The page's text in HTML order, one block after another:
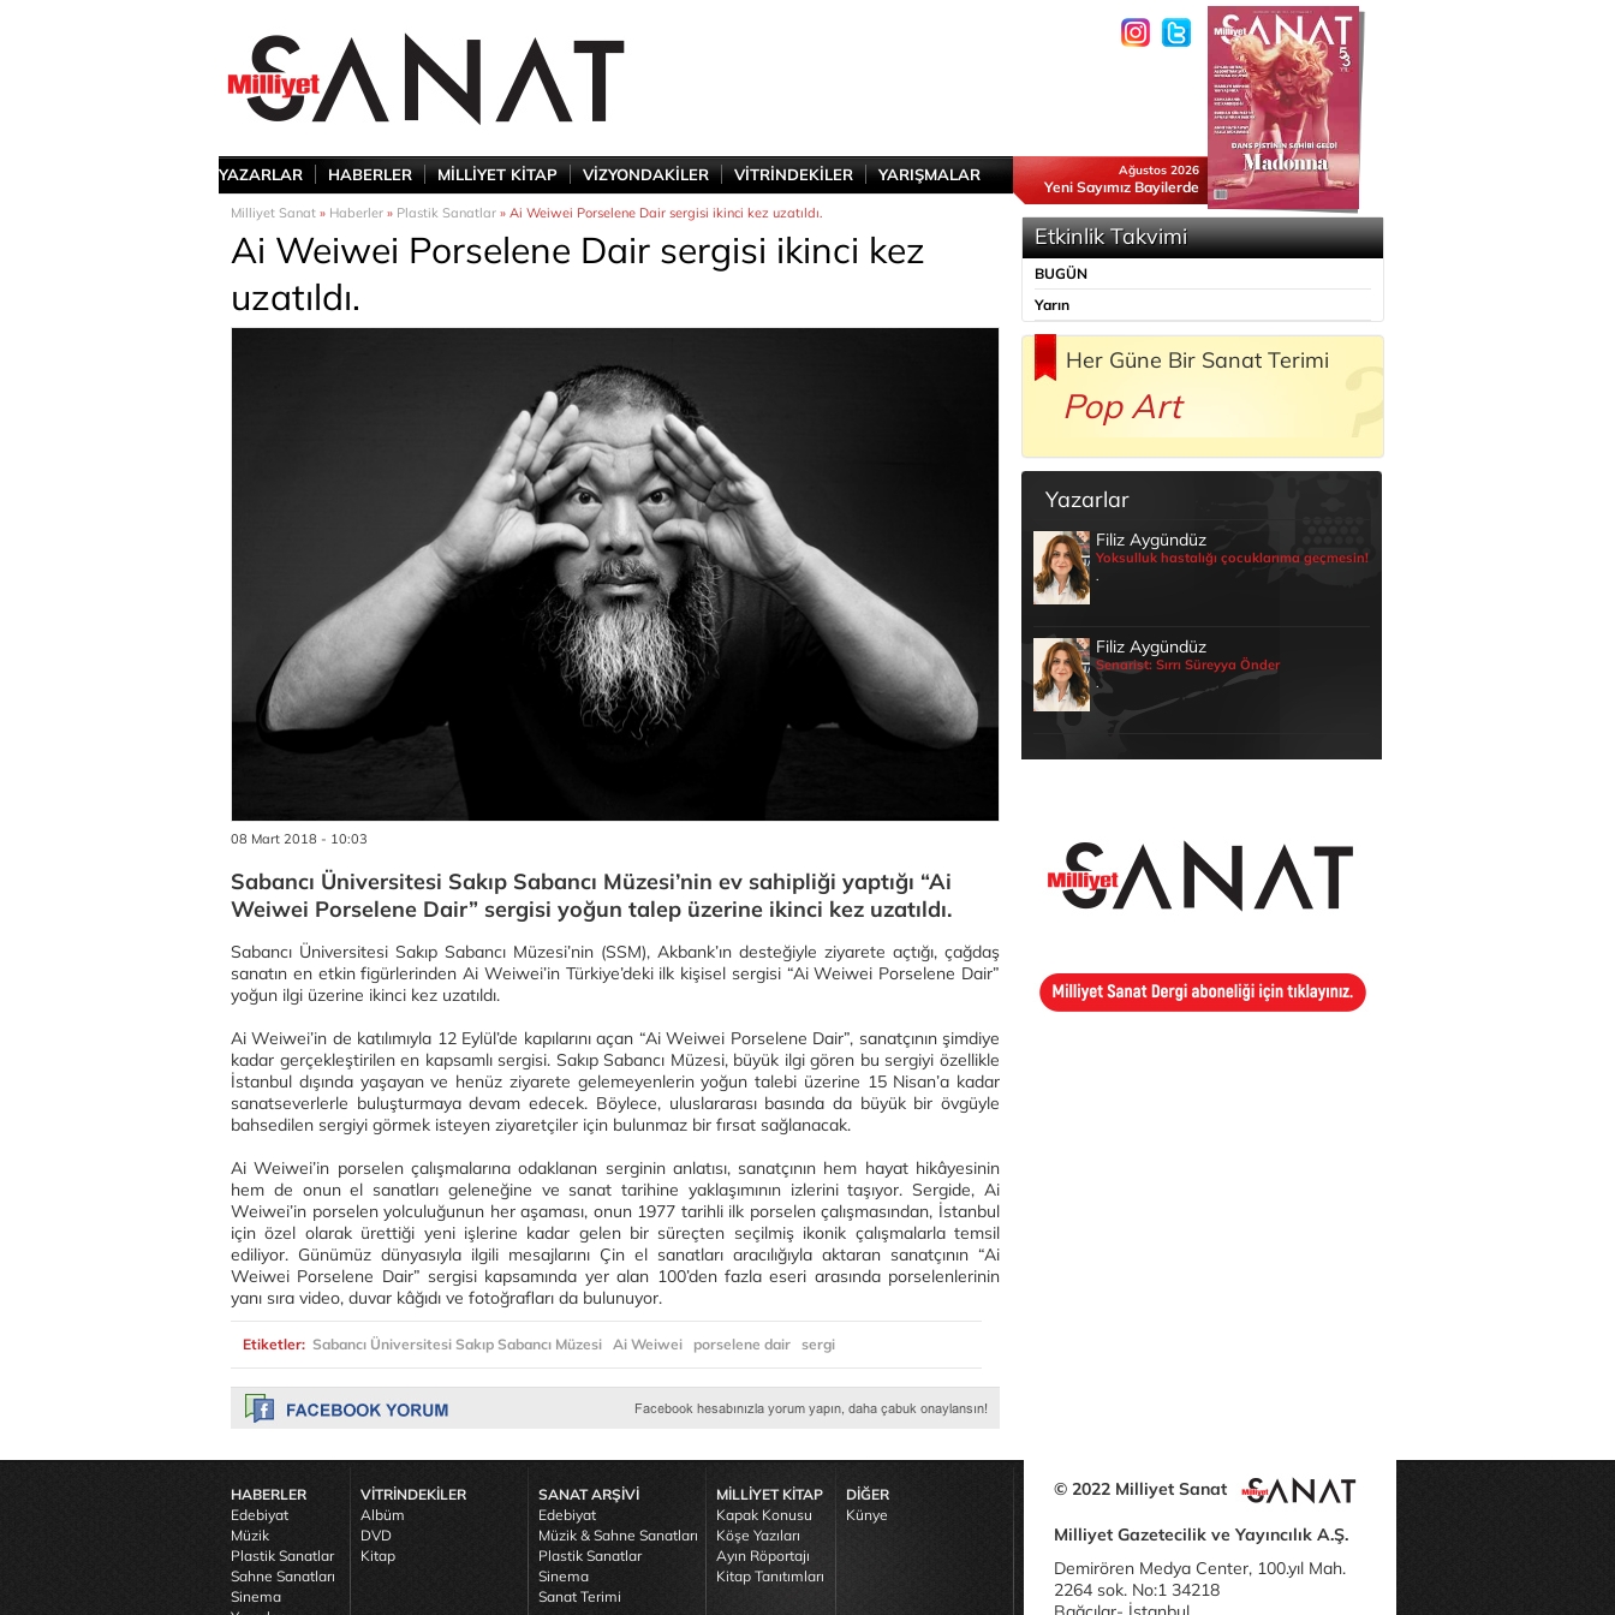
YAZARLAR HABERLER MİLLİYET KİTAP VİZYONDAKİLER VİTRİNDEKİLER YARIŞMALAR Ağustos 2026
Yeni Sayımız Bayilerde
Milliyet Sanat » Haberler » Plastik Sanatlar » Ai Weiwei Porselene Dair sergisi ikinci kez uzatıldı.
Ai Weiwei Porselene Dair sergisi ikinci kez
uzatıldı.
08 Mart 2018 - 10:03
Sabancı Üniversitesi Sakıp Sabancı Müzesi’nin ev sahipliği yaptığı “Ai
Weiwei Porselene Dair” sergisi yoğun talep üzerine ikinci kez uzatıldı.
Sabancı Üniversitesi Sakıp Sabancı Müzesi’nin (SSM), Akbank’ın desteğiyle ziyarete açtığı, çağdaş
sanatın en etkin figürlerinden Ai Weiwei’in Türkiye’deki ilk kişisel sergisi “Ai Weiwei Porselene Dair”
yoğun ilgi üzerine ikinci kez uzatıldı.
Ai Weiwei’in de katılımıyla 12 Eylül’de kapılarını açan “Ai Weiwei Porselene Dair”, sanatçının şimdiye
kadar gerçekleştirilen en kapsamlı sergisi. Sakıp Sabancı Müzesi, büyük ilgi gören bu sergiyi özellikle
İstanbul dışında yaşayan ve henüz ziyarete gelemeyenlerin yoğun talebi üzerine 15 Nisan’a kadar
sanatseverlerle buluşturmaya devam edecek. Böylece, uluslararası basında da büyük bir övgüyle
bahsedilen sergiyi görmek isteyen ziyaretçiler için bulunmaz bir fırsat sağlanacak.
Ai Weiwei’in porselen çalışmalarına odaklanan serginin anlatısı, sanatçının hem hayat hikâyesinin
hem de onun el sanatları geleneğine ve sanat tarihine yaklaşımının izlerini taşıyor. Sergide, Ai
Weiwei’in porselen yolculuğunun her aşaması, onun 1977 tarihli ilk porselen çalışmasından, İstanbul
için özel olarak ürettiği yeni işlerine kadar gelen bir süreçten seçilmiş ikonik çalışmalarla temsil
ediliyor. Günümüz dünyasıyla ilgili mesajlarını Çin el sanatları aracılığıyla aktaran sanatçının “Ai
Weiwei Porselene Dair” sergisi kapsamında yer alan 100’den fazla eseri arasında porselenlerinin
yanı sıra video, duvar kâğıdı ve fotoğrafları da bulunuyor.
Etiketler: Sabancı Üniversitesi Sakıp Sabancı Müzesi Ai Weiwei porselene dair sergi
Etkinlik Takvimi
BUGÜN
Yarın
Her Güne Bir Sanat Terimi
Pop Art
Yazarlar
Filiz Aygündüz
Yoksulluk hastalığı çocuklarıma geçmesin!
.
Filiz Aygündüz
Senarist: Sırrı Süreyya Önder
.
HABERLER
Edebiyat
Müzik
Plastik Sanatlar
Sahne Sanatları
Sinema
VİTRİNDEKİLER
Albüm
DVD
Kitap
SANAT ARŞİVİ
Edebiyat
Müzik & Sahne Sanatları
Plastik Sanatlar
Sinema
Sanat Terimi
MİLLİYET KİTAP
Kapak Konusu
Köşe Yazıları
Ayın Röportajı
Kitap Tanıtımları
DİĞER
Künye
© 2022 Milliyet Sanat
Milliyet Gazetecilik ve Yayıncılık A.Ş.
Demirören Medya Center, 100.yıl Mah.
2264 sok. No:1 34218